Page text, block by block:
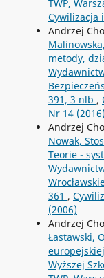
TWP,
Cywilizacja
Andrzej
metody,
391, 3 nlb ,
Nr 14 (2016)
Andrzej
Nowak,
Teorie -
361 ,
(2006)
Andrzej
Łastawski,
Wyższej